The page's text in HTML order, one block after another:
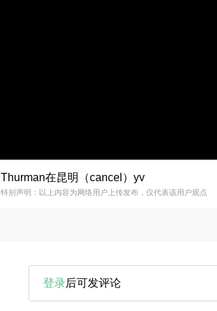
Thurman在昆明（cancel）yv
特别声明：以上内容为网络用户上传发布，仅代表该用户观点
登录后可发评论